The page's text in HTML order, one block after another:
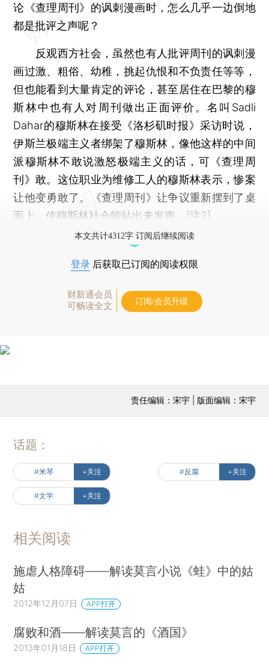
论《查理周刊》的讽刺漫画时，怎么几乎一边倒地
都是批评之声呢？
反观西方社会，虽然也有人批评周刊的讽刺漫
画过激、粗俗、幼稚，挑起仇恨和不负责任等等，
但也能看到大量肯定的评论，甚至居住在巴黎的穆
斯林中也有人对周刊做出正面评价。名叫Sadli
Dahar的穆斯林在接受《洛杉矶时报》采访时说，
伊斯兰极端主义者绑架了穆斯林，像他这样的中间
派穆斯林不敢说激怒极端主义的话，可《查理周
刊》敢。这位职业为维修工人的穆斯林表示，惨案
让他变勇敢了。《查理周刊》让争议重新摆到了桌
面上，使穆斯林社会能站出来发声。[注2]
本文共计4312字 订阅后继续阅读
登录 后获取已订阅的阅读权限
财新通会员
可畅读全文
订阅/会员升级
责任编辑：宋宇 | 版面编辑：宋宇
话题：
#米琴 +关注 #反腐 +关注
#文学 +关注
相关阅读
施虐人格障碍——解读莫言小说《蛙》中的姑
姑
2012年12月07日 APP打开
腐败和酒——解读莫言的《酒国》
2013年01月18日 APP打开